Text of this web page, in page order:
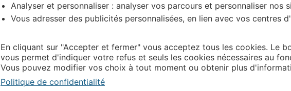
Analyser et personnaliser : analyser vos parcours et personnaliser nos
Vous adresser des publicités personnalisées, en lien avec vos centres
En cliquant sur "Accepter et fermer" vous acceptez tous les cookies. Le
vous permet d'indiquer votre refus et seuls les cookies nécessaires au
Vous pouvez modifier vos choix à tout moment ou obtenir plus
Politique de confidentialité
Thermalisme
Business/
Pros